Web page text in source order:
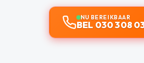
NU BEREIKBAAR
BEL 030 308